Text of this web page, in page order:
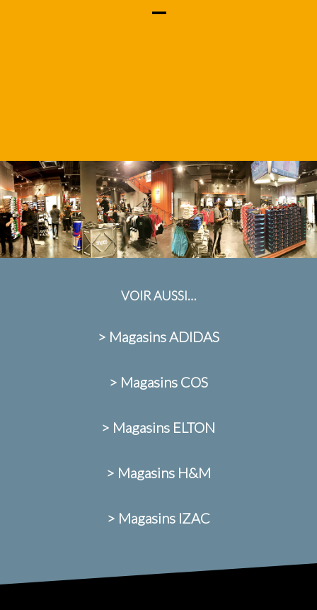
–
VOIR AUSSI…
> Magasins ADIDAS
> Magasins COS
> Magasins ELTON
> Magasins H&M
> Magasins IZAC